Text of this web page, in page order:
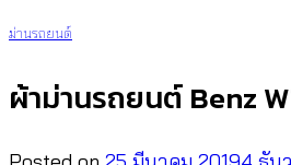
ม่านรถยนต์
ผ้าม่านรถยนต์ Benz